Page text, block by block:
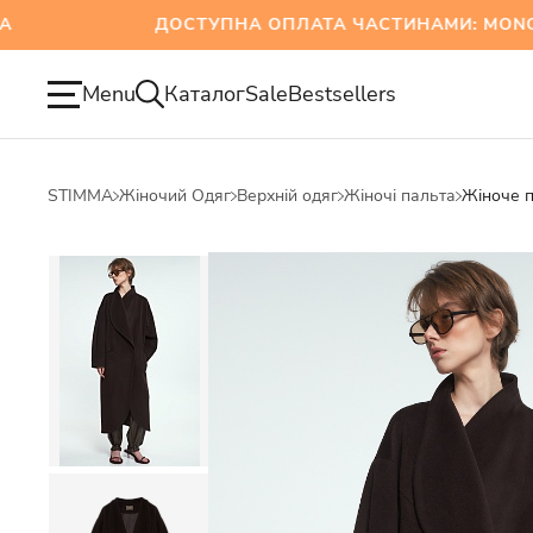
ДОСТУПНА ОПЛАТА ЧАСТИНАМИ:
Menu КаталогSaleBestsellers
STIMMA Жіночий Одяг Верхній одяг Жіночі пальта Жіноче